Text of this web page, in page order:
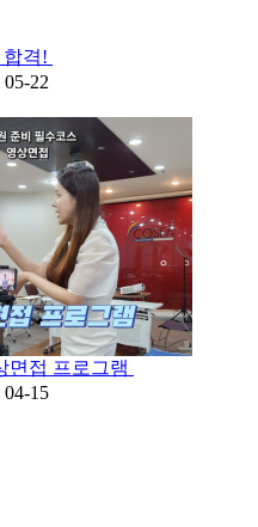
격!
05-22
면접 프로그램
04-15